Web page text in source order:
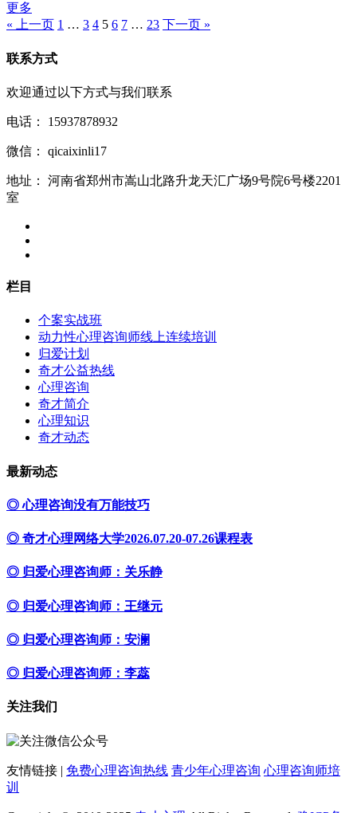
更多
« 上一页 1 … 3 4 5 6 7 … 23 下一页 »
联系方式
欢迎通过以下方式与我们联系
电话： 15937878932
微信： qicaixinli17
地址：
河南省郑州市嵩山北路升龙天汇广场9号院6号楼2201
室
栏目
个案实战班
动力性心理咨询师线上连续培训
归爱计划
奇才公益热线
心理咨询
奇才简介
心理知识
奇才动态
最新动态
◎ 心理咨询没有万能技巧
◎ 奇才心理网络大学2026.07.20-07.26课程表
◎ 归爱心理咨询师：关乐静
◎ 归爱心理咨询师：王继元
◎ 归爱心理咨询师：安澜
◎ 归爱心理咨询师：李蕊
关注我们
友情链接 | 免费心理咨询热线 青少年心理咨询 心理咨询师培
训